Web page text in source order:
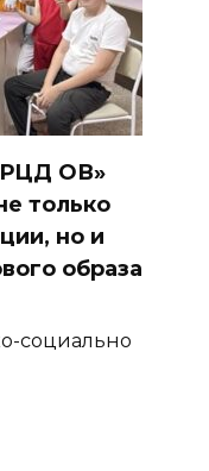
ОВ»
только
но и
образа
социально